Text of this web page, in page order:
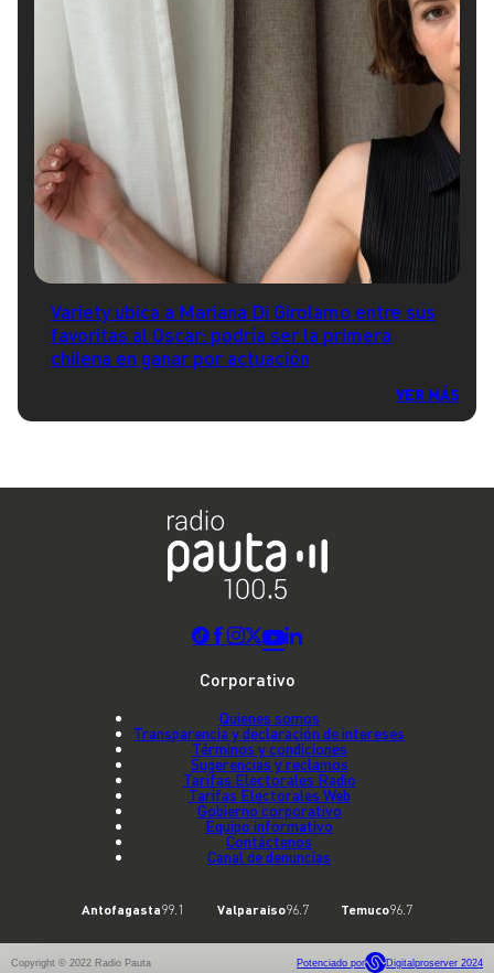
Variety ubica a Mariana Di Girolamo entre sus
favoritas al Oscar: podría ser la primera
chilena en ganar por actuación
VER MÁS
Corporativo
Quienes somos
Transparencia y declaración de intereses
Términos y condiciones
Sugerencias y reclamos
Tarifas Electorales Radio
Tarifas Electorales Web
Gobierno corporativo
Equipo informativo
Contáctenos
Canal de denuncias
Antofagasta99.1 Valparaíso96.7 Temuco96.7
Copyright © 2022 Radio Pauta Potenciado por Digitalproserver 2024